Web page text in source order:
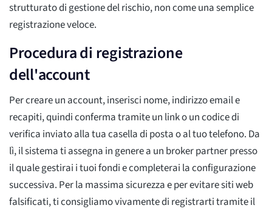
strutturato di gestione del rischio, non come una semplice
registrazione veloce.
Procedura di registrazione
dell'account
Per creare un account, inserisci nome, indirizzo email e
recapiti, quindi conferma tramite un link o un codice di
verifica inviato alla tua casella di posta o al tuo telefono. Da
lì, il sistema ti assegna in genere a un broker partner presso
il quale gestirai i tuoi fondi e completerai la configurazione
successiva. Per la massima sicurezza e per evitare siti web
falsificati, ti consigliamo vivamente di registrarti tramite il